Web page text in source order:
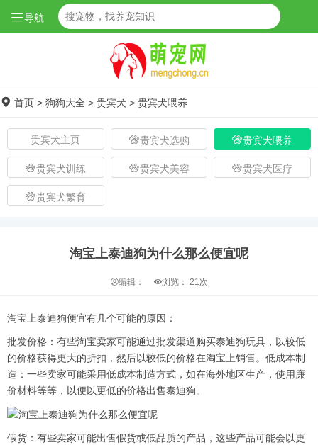
导航
首页 > 狗狗大全 > 贵宾犬 > 贵宾犬喂养
贵宾犬主页 贵宾犬选购 贵宾犬喂养
贵宾犬训练 贵宾犬美容 贵宾犬医疗
贵宾犬繁育
淘宝上泰迪狗为什么那么便宜呢
编辑： 浏览： 21次
淘宝上泰迪狗便宜有几个可能的原因：
批发价格：有些淘宝卖家可能通过批发渠道购买泰迪狗玩具，以较低
的价格获得更大的折扣，然后以较低的价格在淘宝上销售。低成本制
造：一些卖家可能采用低成本制造方式，如在海外地区生产，使用廉
价材料等等，以便以更低的价格出售泰迪狗。
假货：有些卖家可能出售假货或低品质的产品，这些产品可能会以更